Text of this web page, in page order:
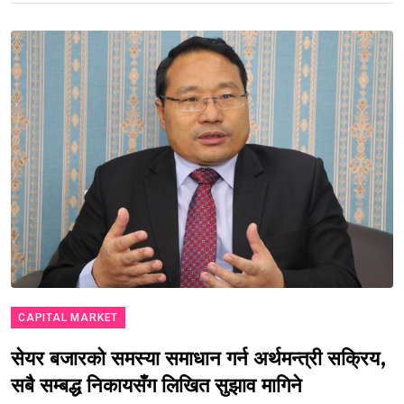
CAPITAL MARKET
सेयर बजारको समस्या समाधान गर्न अर्थमन्त्री सक्रिय,
सबै सम्बद्ध निकायसँग लिखित सुझाव मागिने